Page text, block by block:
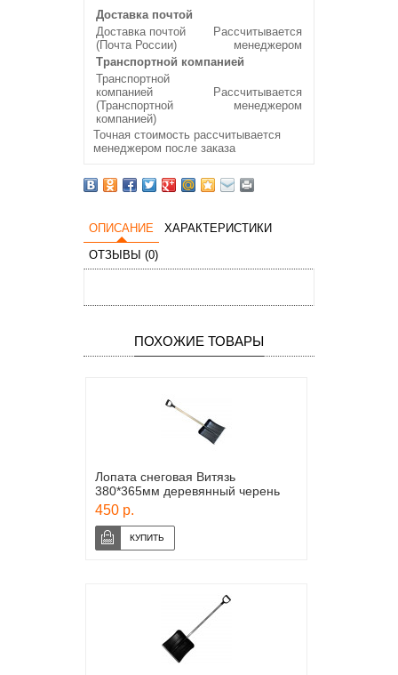
Доставка почтой
Доставка почтой
(Почта России)
Рассчитывается
менеджером
Транспортной компанией
Транспортной
компанией
(Транспортной
компанией)
Рассчитывается
менеджером
Точная стоимость рассчитывается
менеджером после заказа
ОПИСАНИЕ
ХАРАКТЕРИСТИКИ
ОТЗЫВЫ (0)
ПОХОЖИЕ ТОВАРЫ
Лопата снеговая Витязь
380*365мм деревянный черень
450 р.